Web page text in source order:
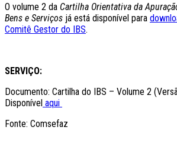
O volume 2 da Cartilha Orientativa da
Bens e Serviços já está disponível para
Comitê Gestor do IBS.
SERVIÇO:
Documento: Cartilha do IBS – Volume 2
Disponível aqui
Fonte: Comsefaz